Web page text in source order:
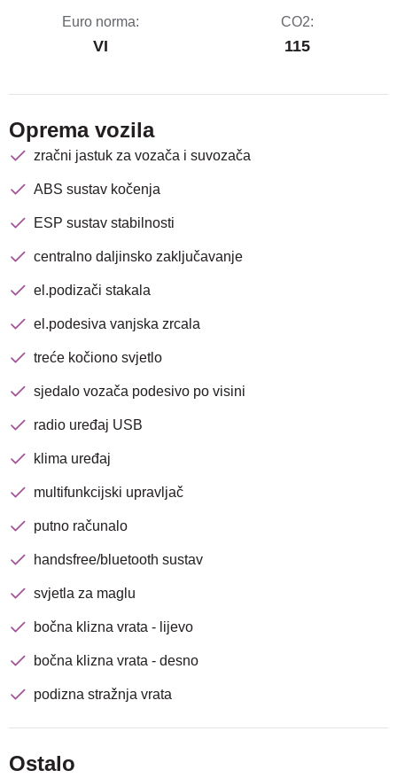
Euro norma:
VI
CO2:
115
Oprema vozila
zračni jastuk za vozača i suvozača
ABS sustav kočenja
ESP sustav stabilnosti
centralno daljinsko zaključavanje
el.podizači stakala
el.podesiva vanjska zrcala
treće kočiono svjetlo
sjedalo vozača podesivo po visini
radio uređaj USB
klima uređaj
multifunkcijski upravljač
putno računalo
handsfree/bluetooth sustav
svjetla za maglu
bočna klizna vrata - lijevo
bočna klizna vrata - desno
podizna stražnja vrata
Ostalo
avenija 102, Resnik
Traži